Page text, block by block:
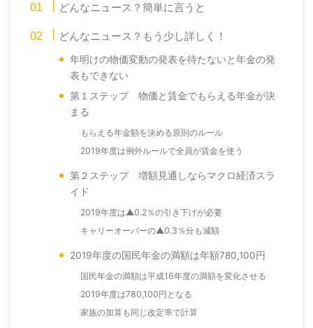
どんなニュース？簡単に言うと
どんなニュース？もう少し詳しく！
年明けの物価変動の発表を待たないと年金の発
表もできない
第１ステップ 物価と賃金でもらえる年金が決
まる
もらえる年金額を決める原則のルール
2019年度は例外ルールで全員が賃金を使う
第２ステップ 増額見通しならマクロ経済スラ
イド
2019年度は▲0.2％の引き下げが必要
キャリーオーバーの▲0.3％分も減額
2019年度の国民年金の満額は年額780,100円
国民年金の満額は平成16年度の満額を変化させる
2019年度は780,100円となる
家族の加算も同じ改定率で計算